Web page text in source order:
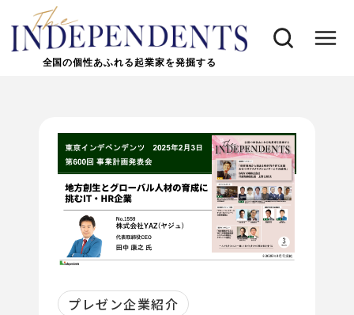
全国の個性あふれる起業家を発掘する
プレゼン企業紹介